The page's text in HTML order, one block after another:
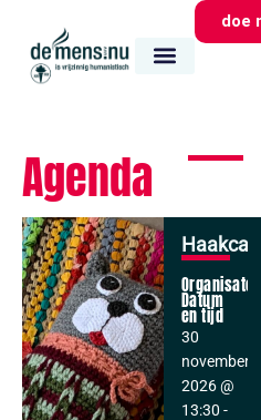
doe
Agenda
Haakcafé
Organisator
Datum
en tijd
30
november,
2026@
13:30 -